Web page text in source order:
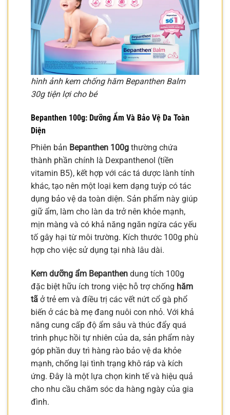
hình ảnh kem chống hăm Bepanthen Balm
30g tiện lợi cho bé
Bepanthen 100g: Dưỡng Ẩm Và Bảo Vệ Da Toàn
Diện
Phiên bản Bepanthen 100g thường chứa
thành phần chính là Dexpanthenol (tiền
vitamin B5), kết hợp với các tá dược lành tính
khác, tạo nên một loại kem dạng tuýp có tác
dụng bảo vệ da toàn diện. Sản phẩm này giúp
giữ ẩm, làm cho làn da trở nên khỏe mạnh,
mịn màng và có khả năng ngăn ngừa các yếu
tố gây hại từ môi trường. Kích thước 100g phù
hợp cho việc sử dụng tại nhà lâu dài.
Kem dưỡng ẩm Bepanthen dung tích 100g
đặc biệt hữu ích trong việc hỗ trợ chống hăm
tã ở trẻ em và điều trị các vết nứt cổ gà phổ
biến ở các bà mẹ đang nuôi con nhỏ. Với khả
năng cung cấp độ ẩm sâu và thúc đẩy quá
trình phục hồi tự nhiên của da, sản phẩm này
góp phần duy trì hàng rào bảo vệ da khỏe
mạnh, chống lại tình trạng khô ráp và kích
ứng. Đây là một lựa chọn kinh tế và hiệu quả
cho nhu cầu chăm sóc da hàng ngày của gia
đình.